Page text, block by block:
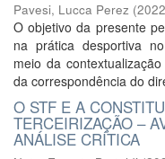
Pavesi, Lucca Perez (
O objetivo da presente
na prática desportiva
meio da
da correspondência do
O STF E A
TERCEIRIZAÇÃO –
ANÁLISE CRÍTICA